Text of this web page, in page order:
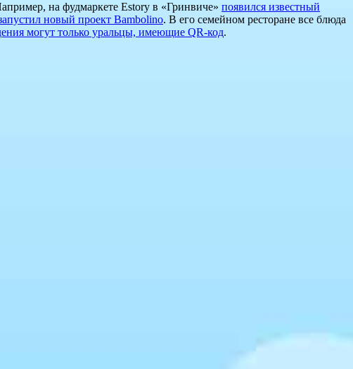
на фудмаркете Estory в «Гринвиче» появился известный
новый проект Bambolino. В его семейном ресторане все блюда
могут только уральцы, имеющие QR-код.